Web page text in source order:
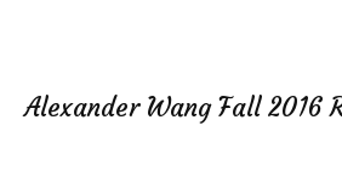
Alexander Wang Fall 2016